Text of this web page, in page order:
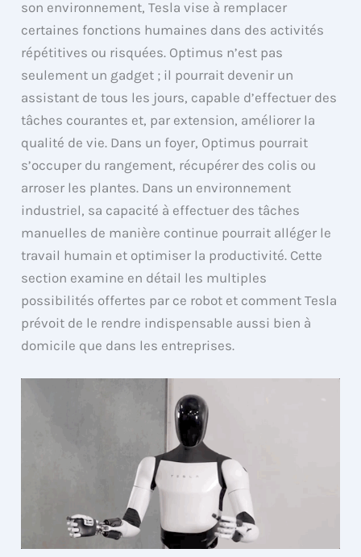
son environnement, Tesla vise à remplacer
certaines fonctions humaines dans des activités
répétitives ou risquées. Optimus n’est pas
seulement un gadget ; il pourrait devenir un
assistant de tous les jours, capable d’effectuer des
tâches courantes et, par extension, améliorer la
qualité de vie. Dans un foyer, Optimus pourrait
s’occuper du rangement, récupérer des colis ou
arroser les plantes. Dans un environnement
industriel, sa capacité à effectuer des tâches
manuelles de manière continue pourrait alléger le
travail humain et optimiser la productivité. Cette
section examine en détail les multiples
possibilités offertes par ce robot et comment Tesla
prévoit de le rendre indispensable aussi bien à
domicile que dans les entreprises.